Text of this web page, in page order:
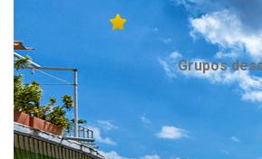
Grupos